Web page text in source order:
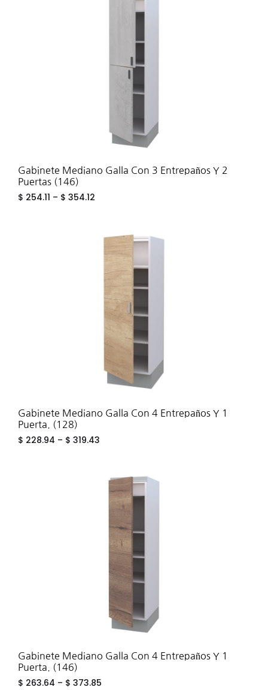
Gabinete Mediano Galla Con 3 Entrepaños Y 2
Puertas (146)
$ 254.11 – $ 354.12
Gabinete Mediano Galla Con 4 Entrepaños Y 1
Puerta. (128)
$ 228.94 – $ 319.43
Gabinete Mediano Galla Con 4 Entrepaños Y 1
Puerta. (146)
$ 263.64 – $ 373.85